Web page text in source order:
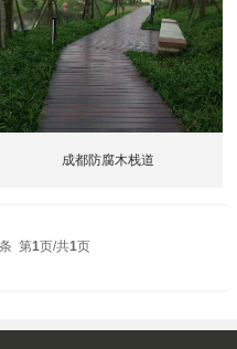
成都防腐木栈道
第1页/共1页